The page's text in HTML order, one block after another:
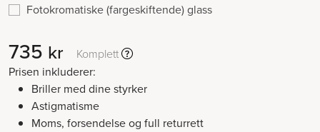
Fotokromatiske (fargeskiftende) glass
735 kr
Komplett
Prisen inkluderer:
Briller med dine styrker
Astigmatisme
Moms, forsendelse og full returrett